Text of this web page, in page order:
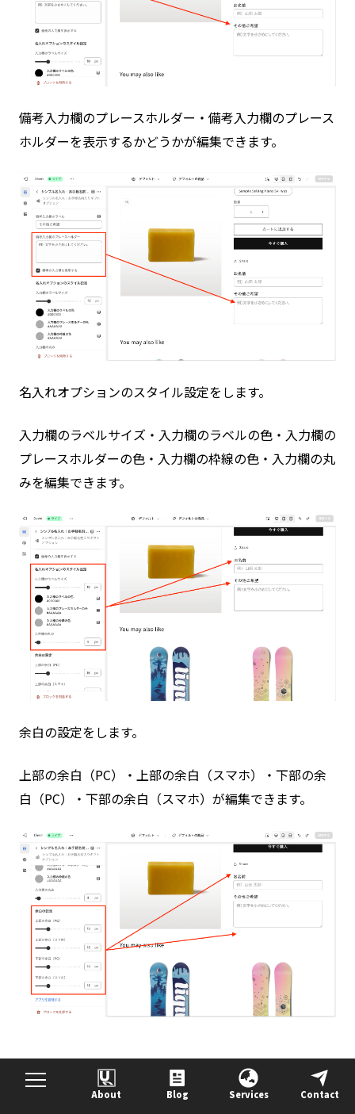
About Blog Services Contact
備考入力欄のプレースホルダー・備考入力欄のプレース
ホルダーを表示するかどうかが編集できます。
名入れオプションのスタイル設定をします。
入力欄のラベルサイズ・入力欄のラベルの色・入力欄の
プレースホルダーの色・入力欄の枠線の色・入力欄の丸
みを編集できます。
余白の設定をします。
上部の余白（PC）・上部の余白（スマホ）・下部の余
白（PC）・下部の余白（スマホ）が編集できます。
終わりに 目次